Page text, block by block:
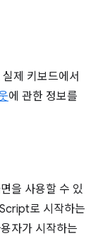
실제 키보드에서
에 관한 정보를
을 사용할 수 있
로 시작하는
자가 시작하는